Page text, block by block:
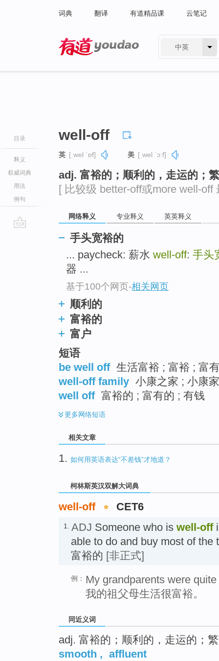
词典 翻译 有道精品课 云笔记
中英
目录
释义
权威词典
用法
例句
well-off
英 [ˌwel ˈɒf] 美 [ˌwel ˈɔːf]
adj. 富裕的；顺利的，走运的；
[ 比较级 better-off或more well-
网络释义 专业释义 英英释义
手头宽裕的
... paycheck: 薪水 well-off: 手头
器 ...
基于100个网页-相关网页
顺利的
富裕的
富户
短语
be well off 生活富裕 ; 富裕 ; 富
well-off family 小康之家 ; 小康
well off 富裕的 ; 富有的 ; 有钱
更多网络短语
相关文章
1. 如何用英语表达“不差钱”才地道？
柯林斯英汉双解大词典
well-off CET6
1. ADJ Someone who is well-off
able to do and buy most of the
富裕的 [非正式]
例： My grandparents were
我的祖父母生活很富裕。
同近义词
adj. 富裕的；顺利的，走运的；
smooth , affluent